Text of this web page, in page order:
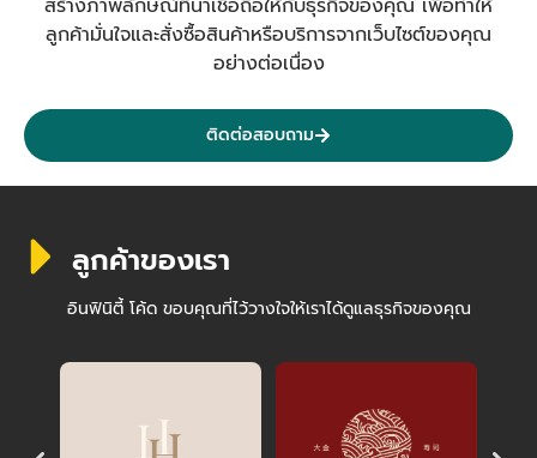
สร้างภาพลักษณ์ที่น่าเชื่อถือให้กับธุรกิจของคุณ เพื่อทำให้
ลูกค้ามั่นใจและสั่งซื้อสินค้าหรือบริการจากเว็บไซต์ของคุณ
อย่างต่อเนื่อง
ติดต่อสอบถาม
ลูกค้าของเรา
อินฟินิตี้ โค้ด ขอบคุณที่ไว้วางใจให้เราได้ดูแลธุรกิจของคุณ